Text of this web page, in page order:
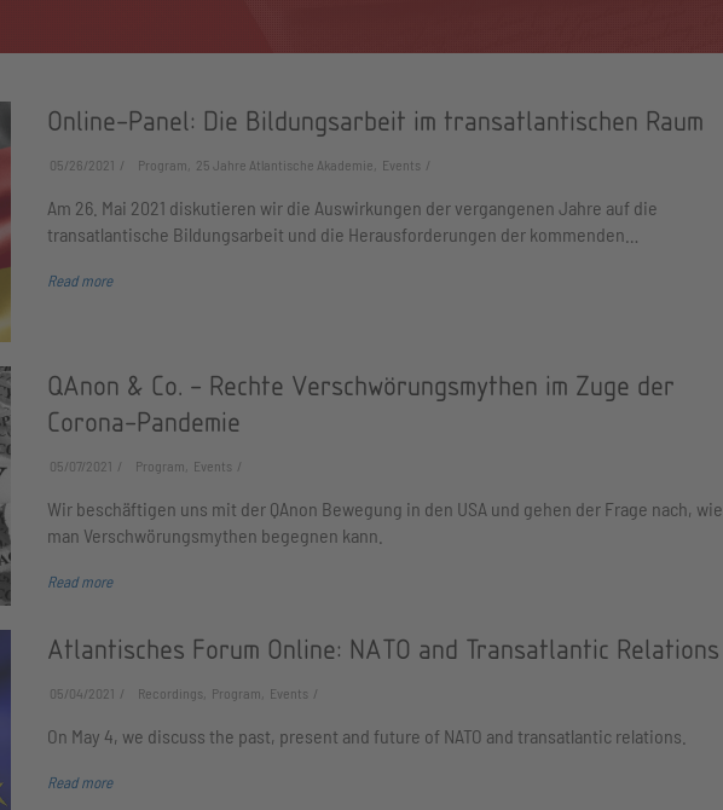
Online-Panel: Die Bildungsarbeit im transatlantischen Raum
05/26/2021 Program, 25 Jahre Atlantische Akademie, Events
Am 26. Mai 2021 diskutieren wir die Auswirkungen der vergangenen Jahre auf die
transatlantische Bildungsarbeit und die Herausforderungen der kommenden…
Read more
QAnon & Co. - Rechte Verschwörungsmythen im Zuge der
Corona-Pandemie
05/07/2021 Program, Events
Wir beschäftigen uns mit der QAnon Bewegung in den USA und gehen der Frage nach, wie
man Verschwörungsmythen begegnen kann.
Read more
Atlantisches Forum Online: NATO and Transatlantic Relations
05/04/2021 Recordings, Program, Events
On May 4, we discuss the past, present and future of NATO and transatlantic relations.
Read more